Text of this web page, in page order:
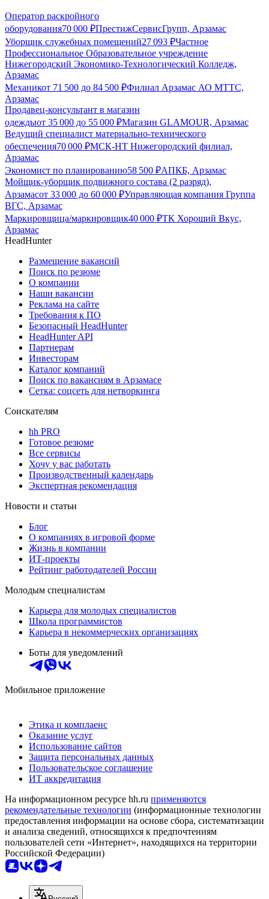
Оператор раскройного
оборудования70 000 ₽ПрестижСервисГрупп, Арзамас
Уборщик служебных помещений27 093 ₽Частное
Профессиональное Образовательное учреждение
Нижегородский Экономико-Технологический Колледж,
Арзамас
Механикот 71 500 до 84 500 ₽Филиал Арзамас АО МТТС,
Арзамас
Продавец-консультант в магазин
одеждыот 35 000 до 55 000 ₽Магазин GLAMOUR, Арзамас
Ведущий специалист материально-технического
обеспечения70 000 ₽МСК-НТ Нижегородский филиал,
Арзамас
Экономист по планированию58 500 ₽АПКБ, Арзамас
Мойщик-уборщик подвижного состава (2 разряд),
Арзамасот 33 000 до 60 000 ₽Управляющая компания Группа
ВГС, Арзамас
Маркировщица/маркировщик40 000 ₽ТК Хороший Вкус,
Арзамас
HeadHunter
Размещение вакансий
Поиск по резюме
О компании
Наши вакансии
Реклама на сайте
Требования к ПО
Безопасный HeadHunter
HeadHunter API
Партнерам
Инвесторам
Каталог компаний
Поиск по вакансиям в Арзамасе
Сетка: соцсеть для нетворкинга
Соискателям
hh PRO
Готовое резюме
Все сервисы
Хочу у вас работать
Производственный календарь
Экспертная рекомендация
Новости и статьи
Блог
О компаниях в игровой форме
Жизнь в компании
ИТ-проекты
Рейтинг работодателей России
Молодым специалистам
Карьера для молодых специалистов
Школа программистов
Карьера в некоммерческих организациях
Боты для уведомлений
Мобильное приложение
Этика и комплаенс
Оказание услуг
Использование сайтов
Защита персональных данных
Пользовательское соглашение
ИТ аккредитация
На информационном ресурсе hh.ru применяются
рекомендательные технологии (информационные технологии
предоставления информации на основе сбора, систематизации
и анализа сведений, относящихся к предпочтениям
пользователей сети «Интернет», находящихся на территории
Российской Федерации)